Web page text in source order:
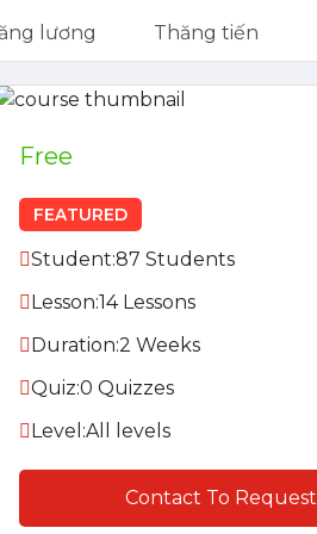
lương Thăng tiến
Free
FEATURED
Student:87 Students
Lesson:14 Lessons
Duration:2 Weeks
Quiz:0 Quizzes
Level:All levels
Contact To Request